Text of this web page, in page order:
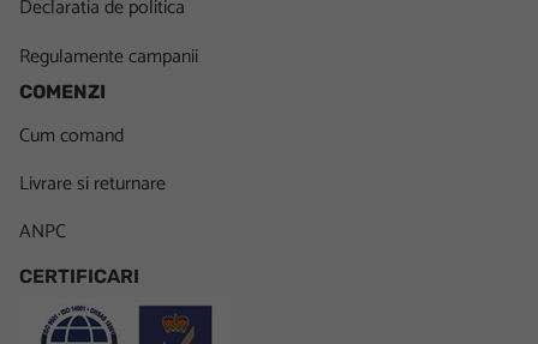
Declaratia de politica
Regulamente campanii
COMENZI
Cum comand
Livrare si returnare
ANPC
CERTIFICARI